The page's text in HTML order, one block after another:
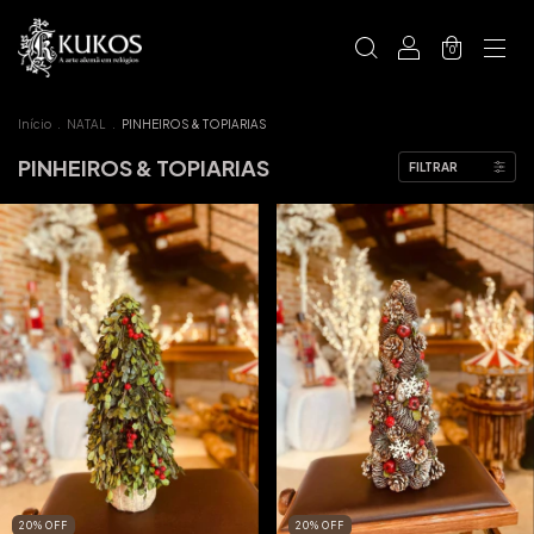
0
Início NATAL PINHEIROS & TOPIARIAS
PINHEIROS & TOPIARIAS FILTRAR
20% OFF 20% OFF